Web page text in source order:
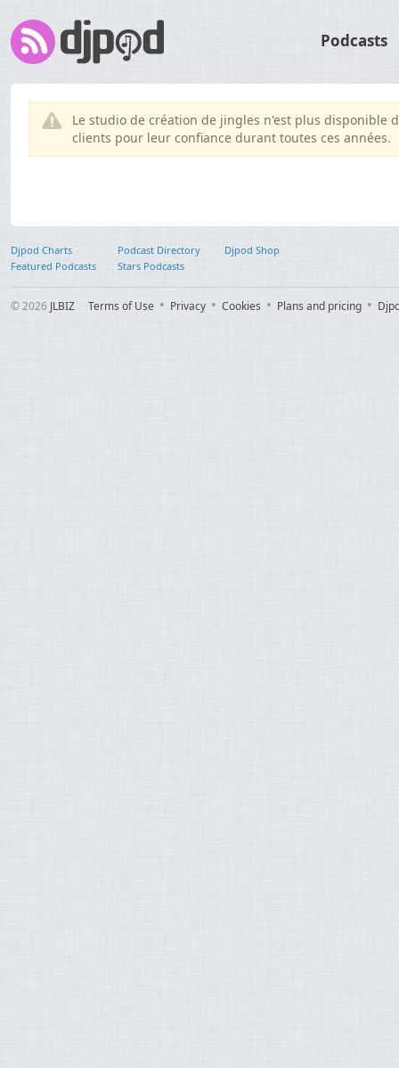
Podcasts
Le studio de création de jingles n'est plus disponible
clients pour leur confiance durant toutes ces années.
Djpod Charts Podcast Directory
Djpod Shop
Featured Podcasts
Stars Podcasts
© 2026 JLBIZ Terms of Use Privacy Cookies Plans and pricing